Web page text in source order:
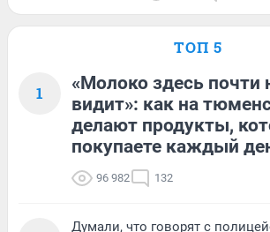
ТОП 5
1
«Молоко здесь почти
видит»: как на
делают продукты,
покупаете каждый
96 982 132
Думали, что говорят с